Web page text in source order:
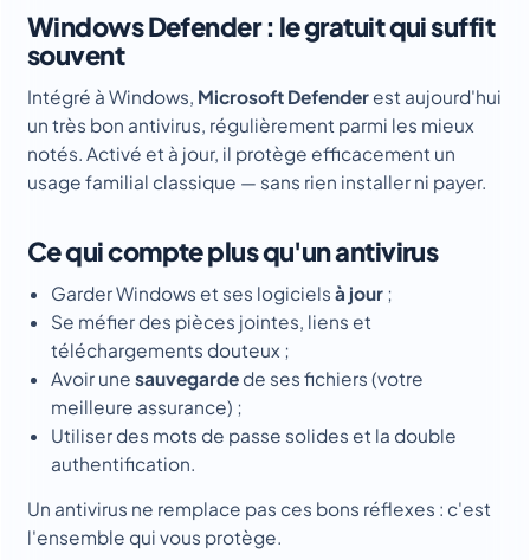
Windows Defender : le gratuit qui suffit
souvent
Intégré à Windows, Microsoft Defender est aujourd'hui
un très bon antivirus, régulièrement parmi les mieux
notés. Activé et à jour, il protège efficacement un
usage familial classique — sans rien installer ni payer.
Ce qui compte plus qu'un antivirus
Garder Windows et ses logiciels à jour ;
Se méfier des pièces jointes, liens et
téléchargements douteux ;
Avoir une sauvegarde de ses fichiers (votre
meilleure assurance) ;
Utiliser des mots de passe solides et la double
authentification.
Un antivirus ne remplace pas ces bons réflexes : c'est
l'ensemble qui vous protège.